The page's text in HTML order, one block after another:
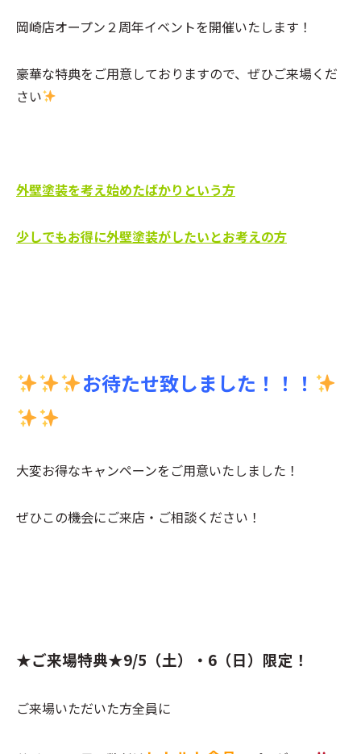
岡崎店オープン２周年イベントを開催いたします！
豪華な特典をご用意しておりますので、ぜひご来場くだ
さい
外壁塗装を考え始めたばかりという方
少しでもお得に外壁塗装がしたいとお考えの方
お待たせ致しました！！！
大変お得なキャンペーンをご用意いたしました！
ぜひこの機会にご来店・ご相談ください！
★ご来場特典★9/5（土）・6（日）限定！
ご来場いただいた方全員に